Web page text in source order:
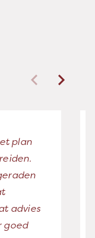
plan
advies
goed